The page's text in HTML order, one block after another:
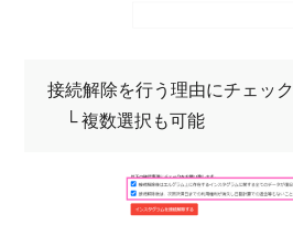
接続解除を行う理由にチェッ
└ 複数選択も可能